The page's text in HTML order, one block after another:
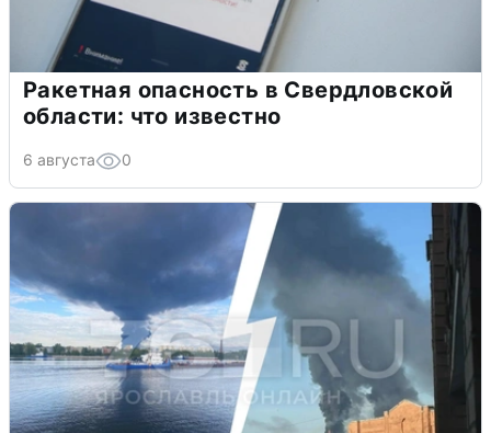
Ракетная опасность в Свердловской
области: что известно
6 августа 0